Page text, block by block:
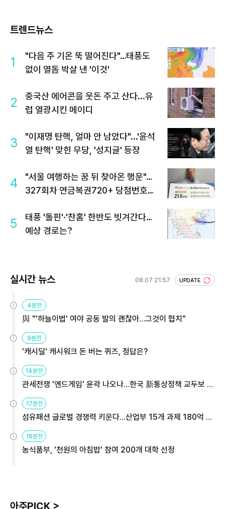
트렌드뉴스
1
"다음 주 기온 뚝 떨어진다"…태풍도
없이 열돔 박살 낸 '이것'
2
중국산 에어콘을 웃돈 주고 산다...유
럽 열광시킨 메이디
3
"이재명 탄핵, 얼마 안 남았다"...'윤석
열 탄핵' 맞힌 무당, '성지글' 등장
4
"서울 여행하는 꿈 뒤 찾아온 행운"…
327회차 연금복권720+ 당첨번호조
5
태풍 '돌핀'·'찬홈' 한반도 빗겨간다…
예상 경로는?
실시간 뉴스 08.07 21:57 UPDATE
4분전
與 "'하늘이법' 여야 공동 발의 괜찮아…그것이 협치"
9분전
'캐시딜' 캐시워크 돈 버는 퀴즈, 정답은?
14분전
관세전쟁 '엔드게임' 윤곽 나오나…한국 新통상정책 교두보 활
17분전
섬유패션 글로벌 경쟁력 키운다…산업부 15개 과제 180억 지
18분전
농식품부, '천원의 아침밥' 참여 200개 대학 선정
아주PICK >